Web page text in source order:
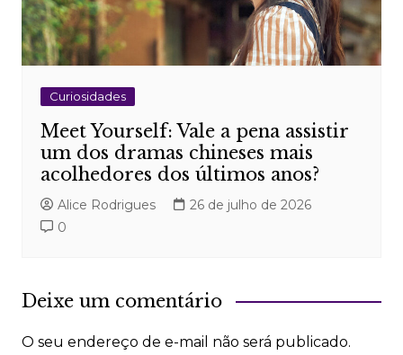
Curiosidades
Meet Yourself: Vale a pena assistir
um dos dramas chineses mais
acolhedores dos últimos anos?
Alice Rodrigues
26 de julho de 2026
0
Deixe um comentário
O seu endereço de e-mail não será publicado.